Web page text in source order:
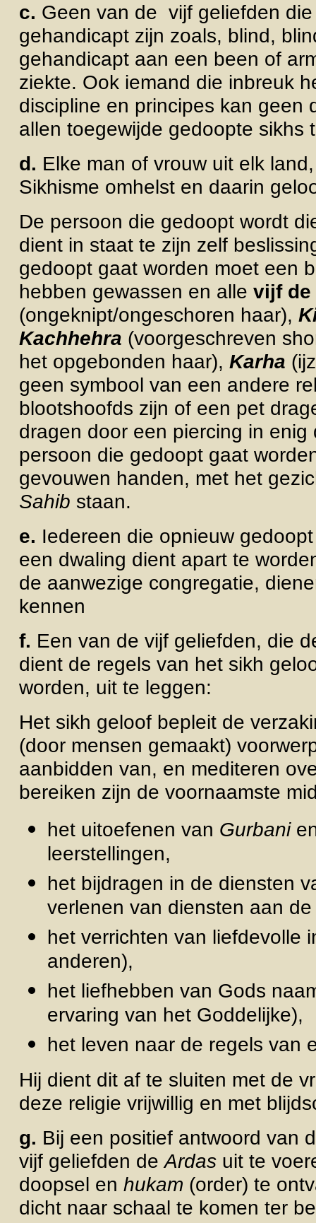
c. Geen van de vijf geliefden
gehandicapt zijn zoals, blind,
gehandicapt aan een been of
ziekte. Ook iemand die inbreuk
discipline en principes kan geen
allen toegewijde gedoopte
d. Elke man of vrouw uit elk
Sikhisme omhelst en daarin
De persoon die gedoopt wordt
dient in staat te zijn zelf
gedoopt gaat worden moet een
hebben gewassen en alle vijf de
(ongeknipt/ongeschoren haar),
Kachhehra (voorgeschreven
het opgebonden haar), Karha
geen symbool van een andere
blootshoofds zijn of een pet
dragen door een piercing in
persoon die gedoopt gaat
gevouwen handen, met het
Sahib staan.
e. Iedereen die opnieuw
een dwaling dient apart te
de aanwezige congregatie,
kennen
f. Een van de vijf geliefden, die
dient de regels van het sikh
worden, uit te leggen:
Het sikh geloof bepleit de
(door mensen gemaakt)
aanbidden van, en mediteren
bereiken zijn de voornaamste
het uitoefenen van Gurbani
leerstellingen,
het bijdragen in de diensten
verlenen van diensten aan
het verrichten van liefdevolle
anderen),
het liefhebben van Gods
ervaring van het Goddelijke),
het leven naar de regels van
Hij dient dit af te sluiten met de
deze religie vrijwillig en met
g. Bij een positief antwoord van
vijf geliefden deArdas uit te
doopsel en hukam (order) te
dicht naar schaal te komen ter